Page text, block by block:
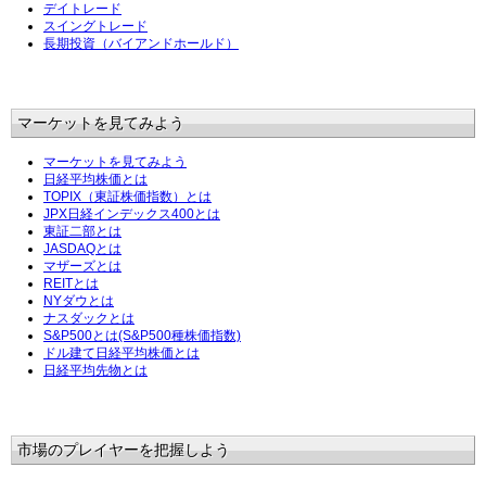
デイトレード
スイングトレード
長期投資（バイアンドホールド）
マーケットを見てみよう
マーケットを見てみよう
日経平均株価とは
TOPIX（東証株価指数）とは
JPX日経インデックス400とは
東証二部とは
JASDAQとは
マザーズとは
REITとは
NYダウとは
ナスダックとは
S&P500とは(S&P500種株価指数)
ドル建て日経平均株価とは
日経平均先物とは
市場のプレイヤーを把握しよう